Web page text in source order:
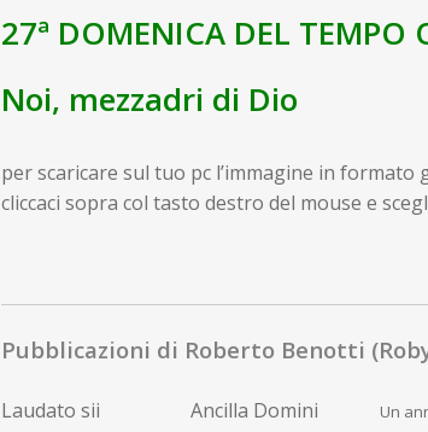
27ª DOMENICA DEL TEMPO
Noi, mezzadri di Dio
per scaricare sul tuo pc l’immagine in formato
cliccaci sopra col tasto destro del mouse e
Pubblicazioni di Roberto Benotti
Laudato sii Ancilla Domini Un